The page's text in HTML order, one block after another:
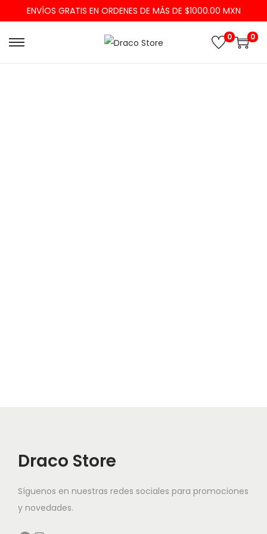
ENVÍOS GRATIS EN ORDENES DE MÁS DE $1000.00 MXN
0 0
Draco Store
Síguenos en nuestras redes sociales para promociones
y novedades.